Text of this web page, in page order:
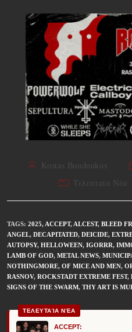
Kostas Boudoukos
Τελευταία Νέα
TAGS: 2025, ACCEPT, ALCEST, BLEED
ANGEL, DECAPITATED, DEICIDE,
AUTOPSY, HELLOWEEN, IGORRR,
LAMB OF GOD, METAL NEWS,
NOTHINGMORE, OF MICE AND MEN,
RASNOV, ROCKSTADT EXTREME FEST,
SIGNS OF THE SWARM, THY ART IS
ΤΕΛΕΥΤΑΊΑ ΝΈΑ
ACCEPT: